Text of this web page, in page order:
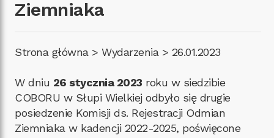
Ziemniaka
Strona główna> Wydarzenia> 26.01.2023
W dniu 26 stycznia 2023 roku w siedzibie
COBORU w Słupi Wielkiej odbyło się drugie
posiedzenie Komisji ds. Rejestracji Odmian
Ziemniaka w kadencji 2022-2025, poświęcone